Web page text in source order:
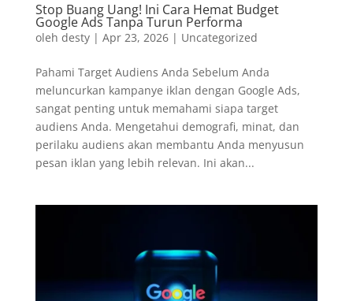
Stop Buang Uang! Ini Cara Hemat Budget
Google Ads Tanpa Turun Performa
oleh desty| Apr 23, 2026| Uncategorized
Pahami Target Audiens Anda Sebelum Anda
meluncurkan kampanye iklan dengan Google Ads,
sangat penting untuk memahami siapa target
audiens Anda. Mengetahui demografi, minat, dan
perilaku audiens akan membantu Anda menyusun
pesan iklan yang lebih relevan. Ini akan...